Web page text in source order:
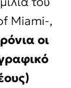
Miami-,
οι